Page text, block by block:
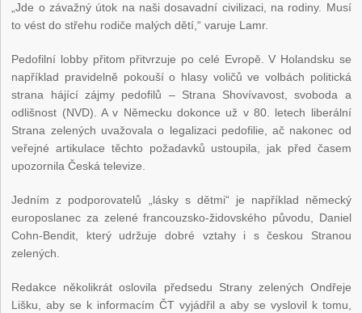
„Jde o závažný útok na naši dosavadní civilizaci, na rodiny. Musí
to vést do střehu rodiče malých dětí,“ varuje Lamr.
Pedofilní lobby přitom přitvrzuje po celé Evropě. V Holandsku se
například pravidelně pokouší o hlasy voličů ve volbách politická
strana hájící zájmy pedofilů – Strana Shovívavost, svoboda a
odlišnost (NVD). A v Německu dokonce už v 80. letech liberální
Strana zelených uvažovala o legalizaci pedofilie, ač nakonec od
veřejné artikulace těchto požadavků ustoupila, jak před časem
upozornila Česká televize.
Jedním z podporovatelů „lásky s dětmi“ je například německý
europoslanec za zelené francouzsko-židovského původu, Daniel
Cohn-Bendit, který udržuje dobré vztahy i s českou Stranou
zelených.
Redakce několikrát oslovila předsedu Strany zelených Ondřeje
Lišku, aby se k informacím ČT vyjádřil a aby se vyslovil k tomu,